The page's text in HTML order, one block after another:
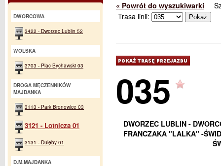
« Powrót do wyszukiwarki
Trasa linii:
035
DWORZEC LUBLIN -
FRANCZAKA "LALKA" -
DWORCOWA
3422 - Dworzec Lublin 52
WOLSKA
3703 - Plac Bychawski 03
DROGA MĘCZENNIKÓW
MAJDANKA
3113 - Park Bronowice 03
3121 - Lotnicza 01
3131 - Dulęby 01
D.M.MAJDANKA